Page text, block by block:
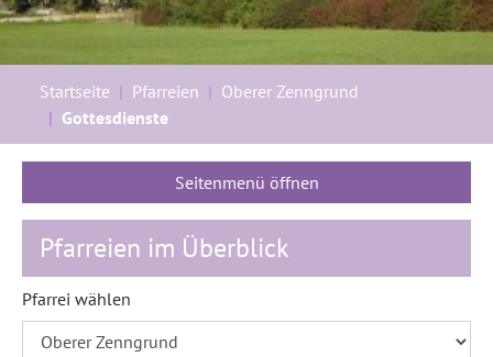
Startseite Pfarreien
Oberer Zenngrund
Gottesdienste
Seitenmenü öffnen
Pfarreien im Überblick
Pfarrei wählen